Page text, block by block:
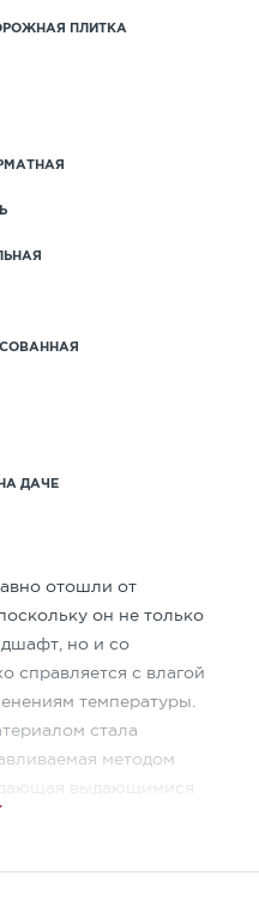
ПЛИТКА
ДАЧЕ
отошли от
он не только
но и со
справляется с влагой
температуры.
стала
методом
выдающимися